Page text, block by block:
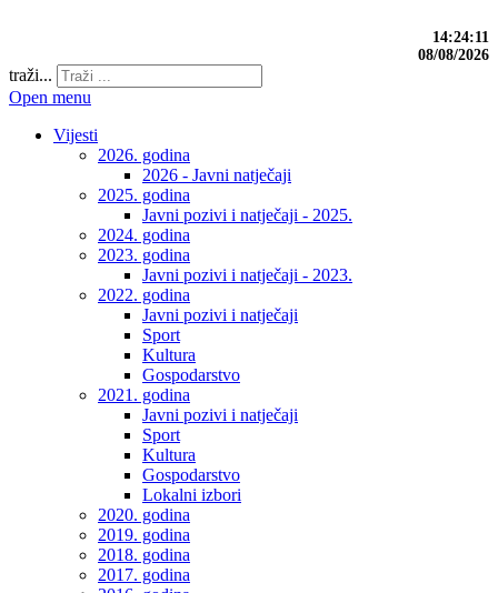
14:24:12
08/08/2026
traži...
Open menu
Vijesti
2026. godina
2026 - Javni natječaji
2025. godina
Javni pozivi i natječaji - 2025.
2024. godina
2023. godina
Javni pozivi i natječaji - 2023.
2022. godina
Javni pozivi i natječaji
Sport
Kultura
Gospodarstvo
2021. godina
Javni pozivi i natječaji
Sport
Kultura
Gospodarstvo
Lokalni izbori
2020. godina
2019. godina
2018. godina
2017. godina